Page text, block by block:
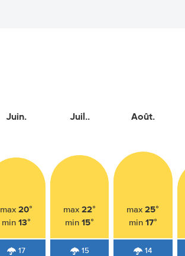
Juin.
max 20°
min 13°
17
Juil..
max22°
min15°
15
Août.
max25°
min 17°
14